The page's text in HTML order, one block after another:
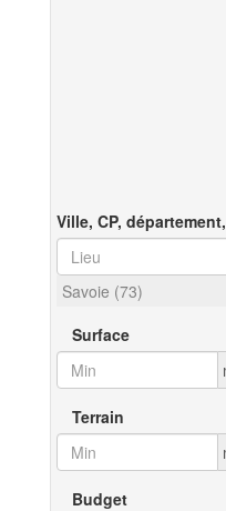
Ville, CP,
Savoie (73)
Surface
Terrain
Budget